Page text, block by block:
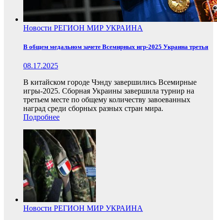
Новости РЕГИОН МИР УКРАИНА
В общем медальном зачете Всемирных игр-2025 Украина третья
08.17.2025
В китайском городе Чэнду завершились Всемирные
игры-2025. Сборная Украины завершила турнир на
третьем месте по общему количеству завоеванных
наград среди сборных разных стран мира.
Подробнее
Новости РЕГИОН МИР УКРАИНА